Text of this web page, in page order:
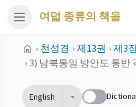
여덟 종류의 책을
› 천성경 ›제13권 ›제3
› 3) 남북통일 방안도 통반
English